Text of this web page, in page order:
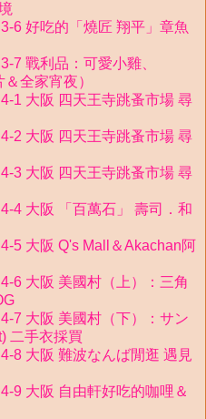
6 好吃的「燒匠 翔平」章魚
7 戰利品：可愛小雞、
全家宵夜）
1 大阪 四天王寺跳蚤市場 尋
2 大阪 四天王寺跳蚤市場 尋
3 大阪 四天王寺跳蚤市場 尋
4 大阪 「百萬石」 壽司．和
5 大阪 Q's Mall＆Akachan阿
6 大阪 美國村（上）：三角
7 大阪 美國村（下）：サン
二手衣採買
8 大阪 難波なんば閒逛 遇見
9 大阪 自由軒好吃的咖哩＆